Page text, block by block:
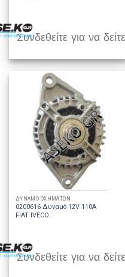
Συνδεθείτε για να
ΔΥΝΑΜΟ ΟΧΗΜΑΤΩΝ
0200616 Δυναμό 12V 110A
FIAT IVECO
Συνδεθείτε για να